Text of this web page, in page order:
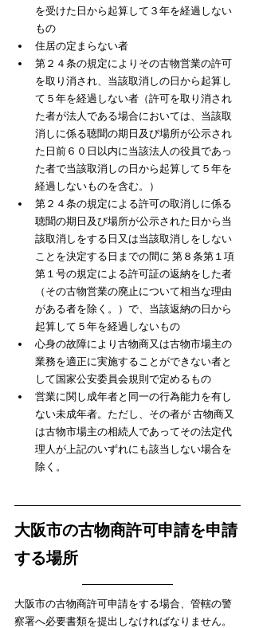
を受けた日から起算して３年を経過しない
もの
住居の定まらない者
第２４条の規定によりその古物営業の許可
を取り消され、当該取消しの日から起算し
て５年を経過しない者（許可を取り消され
た者が法人である場合においては、当該取
消しに係る聴聞の期日及び場所が公示され
た日前６０日以内に当該法人の役員であっ
た者で当該取消しの日から起算して５年を
経過しないものを含む。）
第２４条の規定による許可の取消しに係る
聴聞の期日及び場所が公示された日から当
該取消しをする日又は当該取消しをしない
ことを決定する日までの間に 第８条第１項
第１号の規定による許可証の返納をした者
（その古物営業の廃止について相当な理由
がある者を除く。）で、当該返納の日から
起算して５年を経過しないもの
心身の故障により古物商又は古物市場主の
業務を適正に実施することができない者と
して国家公安委員会規則で定めるもの
営業に関し成年者と同一の行為能力を有し
ない未成年者。ただし、その者が 古物商又
は古物市場主の相続人であってその法定代
理人が上記のいずれにも該当しない場合を
除く。
大阪市の古物商許可申請を申請
する場所
大阪市の古物商許可申請をする場合、管轄の警
察署へ必要書類を提出しなければなりません。